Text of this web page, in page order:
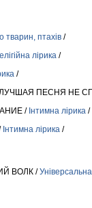
тварин, птахів /
лірика /
/
ПЕСНЯ НЕ
/ Інтимна лірика /
Інтимна лірика /
ВОЛК /